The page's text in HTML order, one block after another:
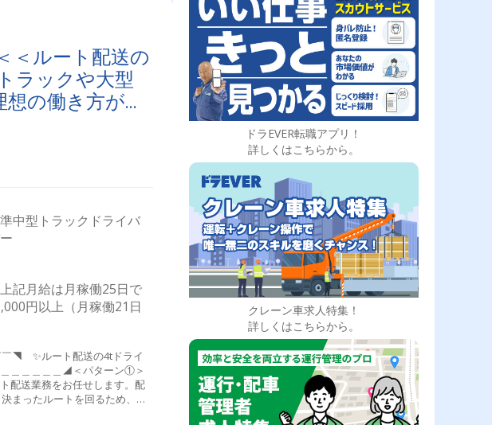
＜ルート配送の
ラックや大型
の働き方が実
中型トラックドライバ
記月給は月稼働25日で
円以上（月稼働21日
◥ ✨ルート配送の4tドライ
＿＿＿＿＿◢＜パターン①＞
送業務をお任せします。配
まったルートを回るため、一
ドラEVER転職アプリ！
詳しくはこちらから。
クレーン車求人特集！
詳しくはこちらから。